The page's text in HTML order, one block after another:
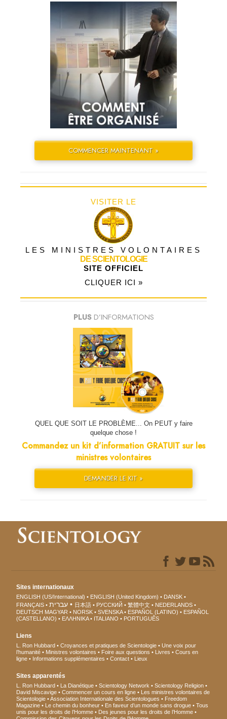
COMMENCER MAINTENANT »
VISITER LE
LES MINISTRES VOLONTAIRES
DE SCIENTOLOGIE
SITE OFFICIEL
CLIQUER ICI »
PLUS D’INFORMATIONS
QUEL QUE SOIT LE PROBLÈME... On PEUT y faire
quelque chose !
Commandez un kit d’information GRATUIT sur les
ministres volontaires
DEMANDER LE KIT »
Sites internationaux
ENGLISH (US/International) ENGLISH (United Kingdom)
DANSK
FRANÇAIS
עברית 日本語 РУССКИЙ 繁體中文
NEDERLANDS
DEUTSCH MAGYAR NORSK SVENSKA ESPAÑOL (LATINO)
ESPAÑOL
(CASTELLANO)
ΕΛΛΗΝΙΚA ITALIANO PORTUGUÊS
Liens
L. Ron Hubbard Croyances et pratiques de Scientologie
Une voix pour
l’humanité
Ministres volontaires Foire aux questions Livres
Cours en
ligne
Informations supplémentaires Contact Lieux
Sites apparentés
L. Ron Hubbard La Dianétique Scientology Network
Scientology Religion
David Miscavige
Commencer un cours en ligne
Les ministres volontaires de
Scientologie
Association Internationale des Scientologues
Freedom
Magazine
Le chemin du bonheur En faveur d’un monde sans drogue
Tous
unis pour les droits de l’Homme
Des jeunes pour les droits de l’Homme